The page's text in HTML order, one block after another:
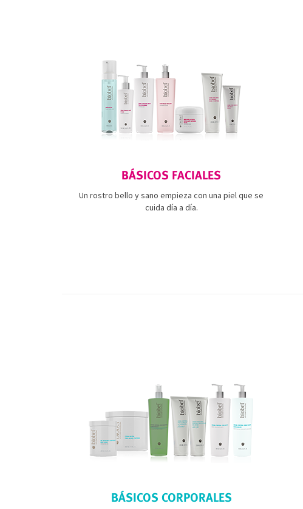
BÁSICOS FACIALES
Un rostro bello y sano empieza con una piel que se
cuida día a día.
BÁSICOS CORPORALES